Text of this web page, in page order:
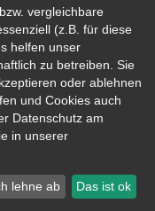
E:HEV
V E:HEV
vergleichbare
(z.B. für diese
helfen unser
zu betreiben. Sie
oder ablehnen
und Cookies auch
Datenschutz am
in unserer
lehne ab Das ist ok